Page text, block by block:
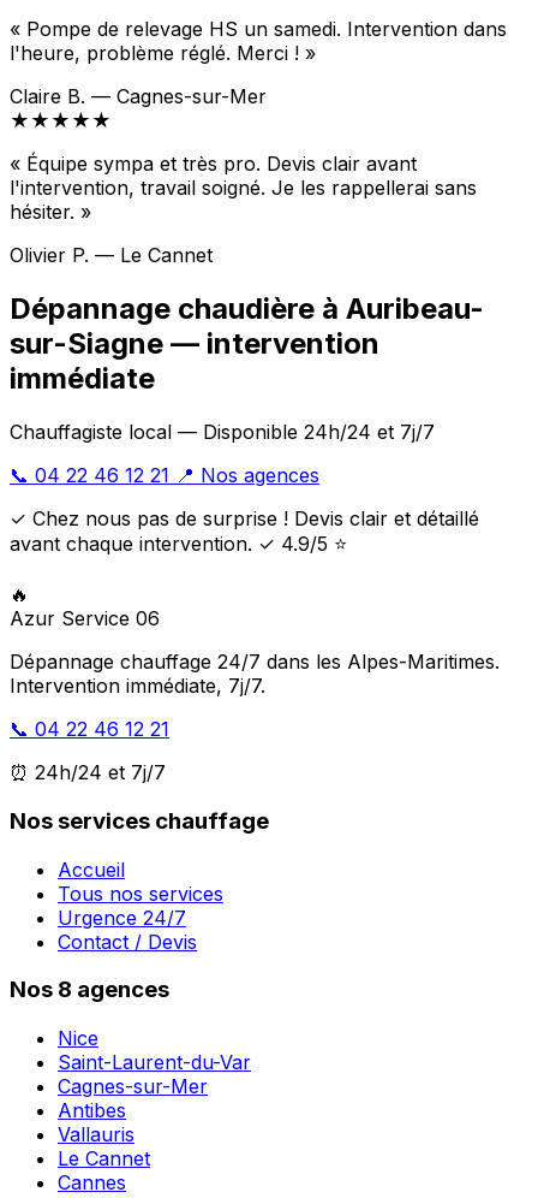
« Pompe de relevage HS un samedi. Intervention dans
l'heure, problème réglé. Merci ! »
Claire B. — Cagnes-sur-Mer
★★★★★
« Équipe sympa et très pro. Devis clair avant
l'intervention, travail soigné. Je les rappellerai sans
hésiter. »
Olivier P. — Le Cannet
Dépannage chaudière à Auribeau-
sur-Siagne — intervention
immédiate
Chauffagiste local — Disponible 24h/24 et 7j/7
📞 04 22 46 12 21 📍 Nos agences
✓ Chez nous pas de surprise ! Devis clair et détaillé
avant chaque intervention. ✓ 4.9/5 ⭐
🔥
Azur Service 06
Dépannage chauffage 24/7 dans les Alpes-Maritimes.
Intervention immédiate, 7j/7.
📞 04 22 46 12 21
⏰ 24h/24 et 7j/7
Nos services chauffage
Accueil
Tous nos services
Urgence 24/7
Contact / Devis
Nos 8 agences
Nice
Saint-Laurent-du-Var
Cagnes-sur-Mer
Antibes
Vallauris
Le Cannet
Cannes